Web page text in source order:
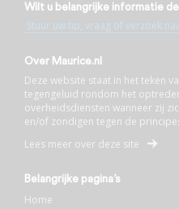
Wilt u belangrijke informatie
Stuur uw tip, vraag of verzoek
Over Maurice.nl
Deze website staat in het teken
tegengeluid rondom het
overheidsdiensten wanneer zij
en/of zondigen tegen de
Lees meer over deze site
Belangrijke pagina’s
Home